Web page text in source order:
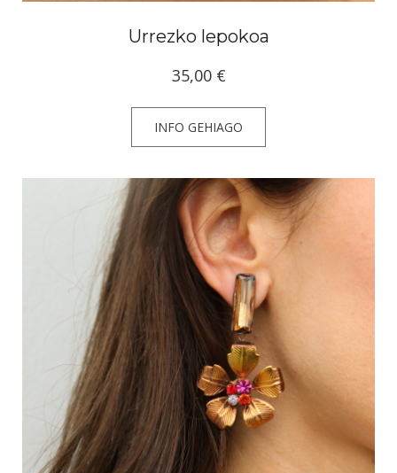
Urrezko lepokoa
35,00 €
INFO GEHIAGO